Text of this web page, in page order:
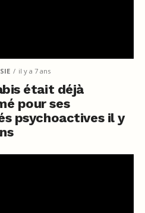
il y a 7 ans
était déjà
pour ses
psychoactives il y